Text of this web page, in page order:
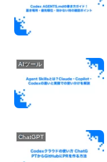
AIツール
ChatGPT